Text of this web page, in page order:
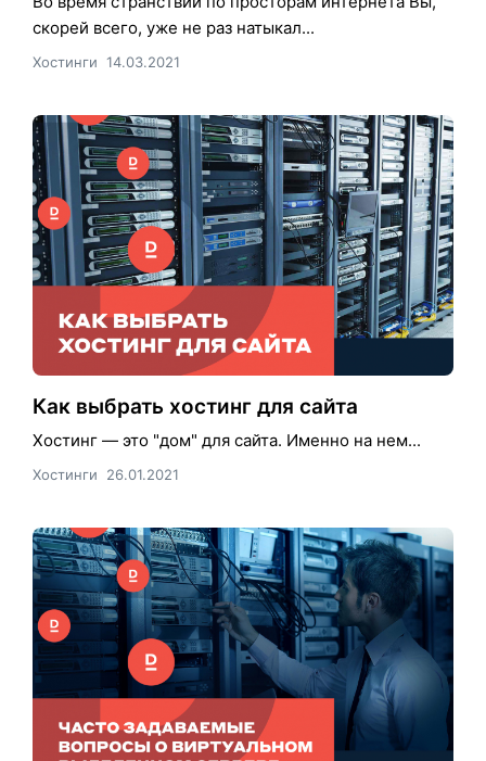
скорей всего, уже не раз натыкал...
Хостинги 14.03.2021
Как выбрать хостинг для сайта
Хостинг — это "дом" для сайта. Именно на нем...
Хостинги 26.01.2021